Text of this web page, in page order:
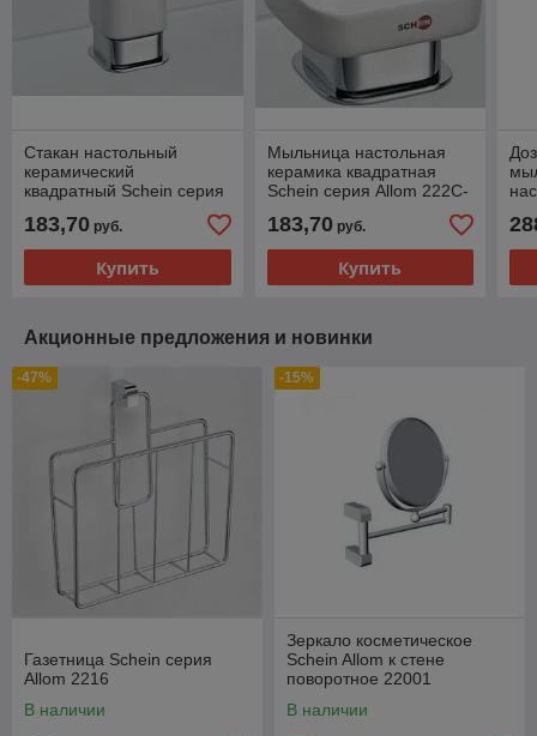
Стакан настольный
керамический
квадратный Schein серия
183,70 руб.
Купить
Мыльница настольная
керамика квадратная
Schein серия Allom 222C-
183,70руб.
Купить
Акционные предложения и новинки
-47%
Газетница Schein серия
Allom 2216
В наличии
-15%
Зеркало косметическое
Schein Allom к стене
поворотное 22001
В наличии